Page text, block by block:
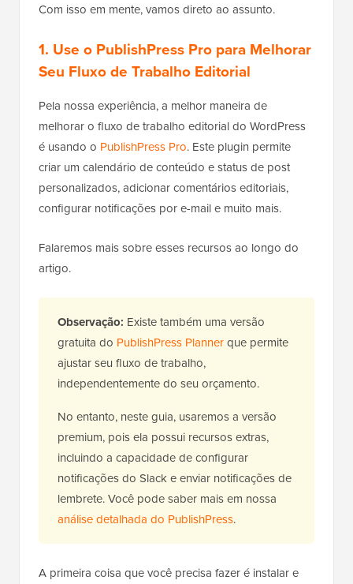
Com isso em mente, vamos direto ao assunto.
1. Use o PublishPress Pro para Melhorar
Seu Fluxo de Trabalho Editorial
Pela nossa experiência, a melhor maneira de
melhorar o fluxo de trabalho editorial do WordPress
é usando o PublishPress Pro. Este plugin permite
criar um calendário de conteúdo e status de post
personalizados, adicionar comentários editoriais,
configurar notificações por e-mail e muito mais.
Falaremos mais sobre esses recursos ao longo do
artigo.
Observação: Existe também uma versão
gratuita do PublishPress Plannerque permite
ajustar seu fluxo de trabalho,
independentemente do seu orçamento.
No entanto, neste guia, usaremos a versão
premium, pois ela possui recursos extras,
incluindo a capacidade de configurar
notificações do Slack e enviar notificações de
lembrete. Você pode saber mais em nossa
análise detalhada do PublishPress.
A primeira coisa que você precisa fazer é instalar e